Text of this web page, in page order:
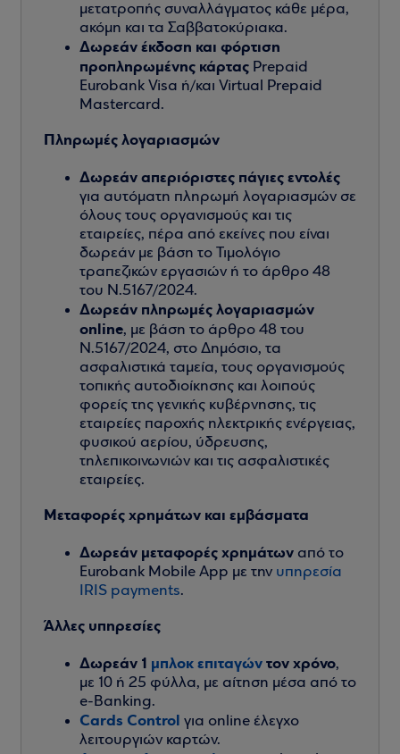
μετατροπής συναλλάγματος κάθε μέρα,
ακόμη και τα Σαββατοκύριακα.
Δωρεάν έκδοση και φόρτιση
προπληρωμένης κάρτας Prepaid
Eurobank Visa ή/και Virtual Prepaid
Mastercard.
Πληρωμές λογαριασμών
Δωρεάν απεριόριστες πάγιες εντολές
για αυτόματη πληρωμή λογαριασμών σε
όλους τους οργανισμούς και τις
εταιρείες, πέρα από εκείνες που είναι
δωρεάν με βάση το Τιμολόγιο
τραπεζικών εργασιών ή το άρθρο 48
του Ν.5167/2024.
Δωρεάν πληρωμές λογαριασμών
online, με βάση το άρθρο 48 του
Ν.5167/2024, στο Δημόσιο, τα
ασφαλιστικά ταμεία, τους οργανισμούς
τοπικής αυτοδιοίκησης και λοιπούς
φορείς της γενικής κυβέρνησης, τις
εταιρείες παροχής ηλεκτρικής ενέργειας,
φυσικού αερίου, ύδρευσης,
τηλεπικοινωνιών και τις ασφαλιστικές
εταιρείες.
Μεταφορές χρημάτων και εμβάσματα
Δωρεάν μεταφορές χρημάτων από το
Eurobank Mobile App με την υπηρεσία
IRIS payments.
Άλλες υπηρεσίες
Δωρεάν 1 μπλοκ επιταγώντον χρόνο,
με 10 ή 25 φύλλα, με αίτηση μέσα από το
e-Banking.
Cards Control για online έλεγχο
λειτουργιών καρτών.